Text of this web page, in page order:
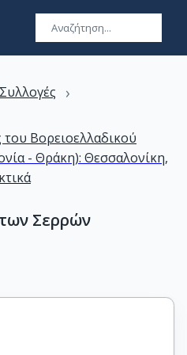
Συλλογές ›
Βορειοελλαδικού
- Θράκη): Θεσσαλονίκη,
Σερρών